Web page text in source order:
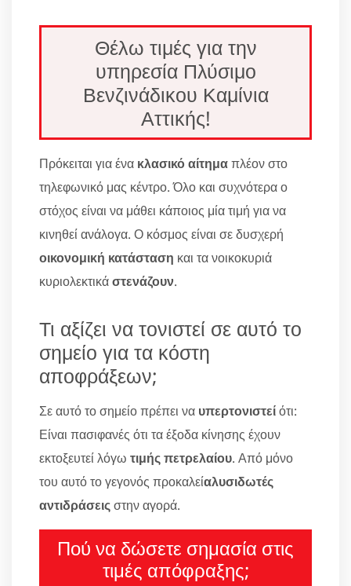
Θέλω τιμές για την
υπηρεσία Πλύσιμο
Βενζινάδικου Καμίνια
Αττικής!
Πρόκειται για ένα κλασικό αίτημαπλέον στο
τηλεφωνικό μας κέντρο. Όλο και συχνότερα ο
στόχος είναι να μάθει κάποιος μία τιμή για να
κινηθεί ανάλογα. Ο κόσμος είναι σε δυσχερή
οικονομική κατάσταση και τα νοικοκυριά
κυριολεκτικάστενάζουν.
Τι αξίζει να τονιστεί σε αυτό το
σημείο για τα κόστη
αποφράξεων;
Σε αυτό το σημείο πρέπει να υπερτονιστείότι:
Είναι πασιφανές ότι τα έξοδα κίνησης έχουν
εκτοξευτεί λόγω τιμής πετρελαίου. Από μόνο
του αυτό το γεγονός προκαλείαλυσιδωτές
αντιδράσειςστην αγορά.
Πού να δώσετε σημασία στις
τιμές απόφραξης;